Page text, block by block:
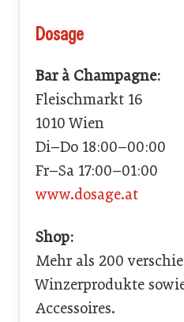
Dosage
Bar à Champagne:
Fleischmarkt 16
1010 Wien
Di–Do 18:00–00:00
Fr–Sa 17:00–01:00
www.dosage.at
Shop:
Mehr als 200
Winzerprodukte
Accessoires.